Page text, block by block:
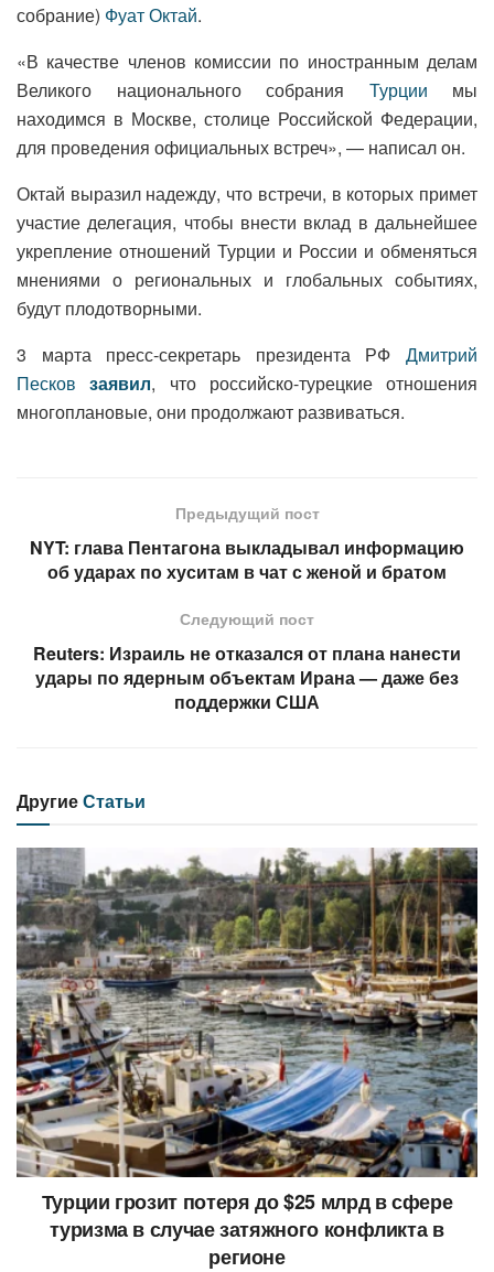
собрание) Фуат Октай.
«В качестве членов комиссии по иностранным делам
Великого национального собрания Турции мы
находимся в Москве, столице Российской Федерации,
для проведения официальных встреч», — написал он.
Октай выразил надежду, что встречи, в которых примет
участие делегация, чтобы внести вклад в дальнейшее
укрепление отношений Турции и России и обменяться
мнениями о региональных и глобальных событиях,
будут плодотворными.
3 марта пресс-секретарь президента РФ Дмитрий
Песков заявил, что российско-турецкие отношения
многоплановые, они продолжают развиваться.
Предыдущий пост
NYT: глава Пентагона выкладывал информацию
об ударах по хуситам в чат с женой и братом
Следующий пост
Reuters: Израиль не отказался от плана нанести
удары по ядерным объектам Ирана — даже без
поддержки США
ДругиеСтатьи
Турции грозит потеря до $25 млрд в сфере
туризма в случае затяжного конфликта в
регионе